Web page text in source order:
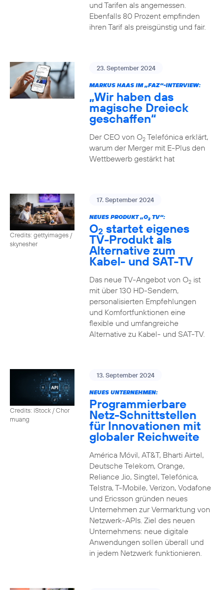
und Tarifen als angemessen.
Ebenfalls 80 Prozent empfinden
ihren Tarif als preisgünstig und fair.
23. September 2024
MARKUS HAAS IM „FAZ“-INTERVIEW:
„Wir haben das
magische Dreieck
geschaffen“
Der CEO von O2Telefónica erklärt,
warum der Merger mit E-Plus den
Wettbewerb gestärkt hat
Credits: gettyimages /
skynesher
17. September 2024
NEUES PRODUKT „O2TV“:
O2 startet eigenes
TV-Produkt als
Alternative zum
Kabel- und SAT-TV
Das neue TV-Angebot von O2ist
mit über 130 HD-Sendern,
personalisierten Empfehlungen
und Komfortfunktionen eine
flexible und umfangreiche
Alternative zu Kabel- und SAT-TV.
Credits: iStock / Chor
muang
13. September 2024
NEUES UNTERNEHMEN:
Programmierbare
Netz-Schnittstellen
für Innovationen mit
globaler Reichweite
América Móvil, AT&T, Bharti Airtel,
Deutsche Telekom, Orange,
Reliance Jio, Singtel, Telefónica,
Telstra, T-Mobile, Verizon, Vodafone
und Ericsson gründen neues
Unternehmen zur Vermarktung von
Netzwerk-APIs. Ziel des neuen
Unternehmens: neue digitale
Anwendungen sollen überall und
in jedem Netzwerk funktionieren.